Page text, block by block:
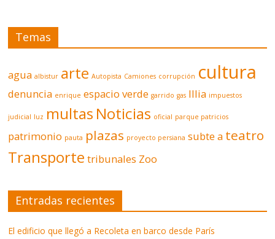
Temas
agua albistur arte Autopista Camiones corrupción cultura
denuncia enrique espacio verde garrido gas Illia impuestos
judicial luz multas Noticias oficial parque patricios
patrimonio pauta plazas proyecto persiana subte a teatro
Transporte tribunales Zoo
Entradas recientes
El edificio que llegó a Recoleta en barco desde París